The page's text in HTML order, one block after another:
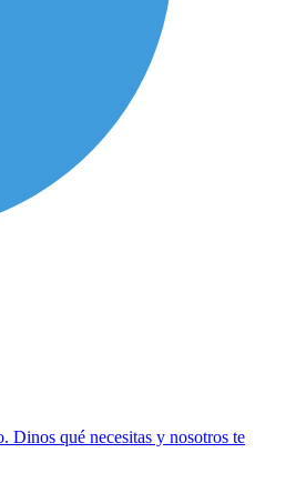
Dinos qué necesitas y nosotros te